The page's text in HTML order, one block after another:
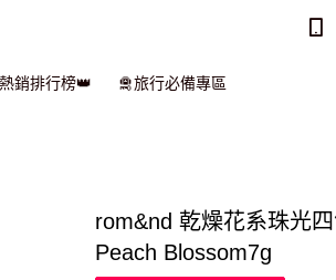
熱銷排行榜👑 🛅旅行必備專區
rom&nd 乾燥花系珠光
Peach Blossom7g